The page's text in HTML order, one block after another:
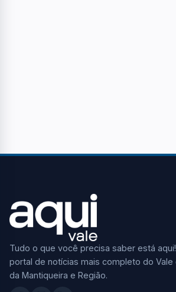
Tudo o que você precisa saber está
portal de notícias mais completo do Vale
da Mantiqueira e Região.